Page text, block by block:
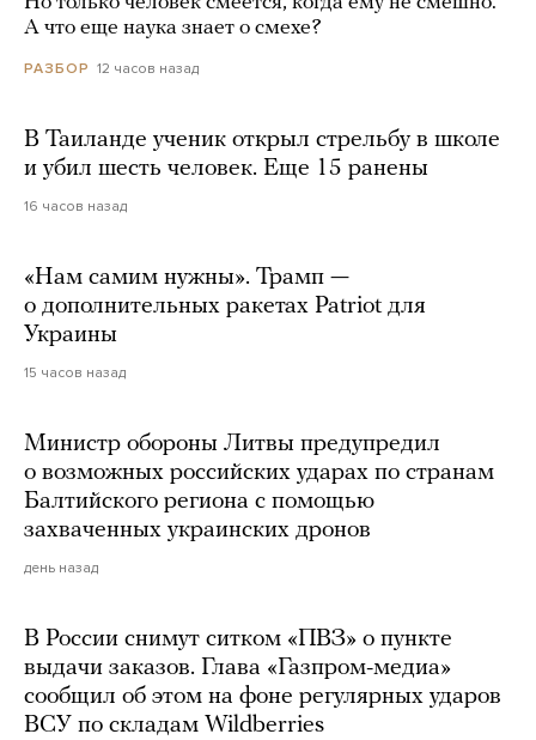
А что еще наука знает о смехе?
РАЗБОР 12 часов назад
В Таиланде ученик открыл стрельбу в школе
и убил шесть человек. Еще 15 ранены
16 часов назад
«Нам самим нужны». Трамп —
о дополнительных ракетах Patriot для
Украины
15 часов назад
Министр обороны Литвы предупредил
о возможных российских ударах по странам
Балтийского региона с помощью
захваченных украинских дронов
день назад
В России снимут ситком «ПВЗ» о пункте
выдачи заказов. Глава «Газпром-медиа»
сообщил об этом на фоне регулярных ударов
ВСУ по складам Wildberries